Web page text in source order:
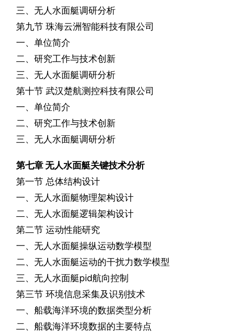
三、无人水面艇调研分析
第九节 珠海云洲智能科技有限公司
一、单位简介
二、研究工作与技术创新
三、无人水面艇调研分析
第十节 武汉楚航测控科技有限公司
一、单位简介
二、研究工作与技术创新
三、无人水面艇调研分析
第七章无人水面艇关键技术分析
第一节 总体结构设计
一、无人水面艇物理架构设计
二、无人水面艇逻辑架构设计
第二节 运动性能研究
一、无人水面艇操纵运动数学模型
二、无人水面艇运动的干扰力数学模型
三、无人水面艇pid航向控制
第三节 环境信息采集及识别技术
一、船载海洋环境的数据类型分析
二、船载海洋环境数据的主要特点